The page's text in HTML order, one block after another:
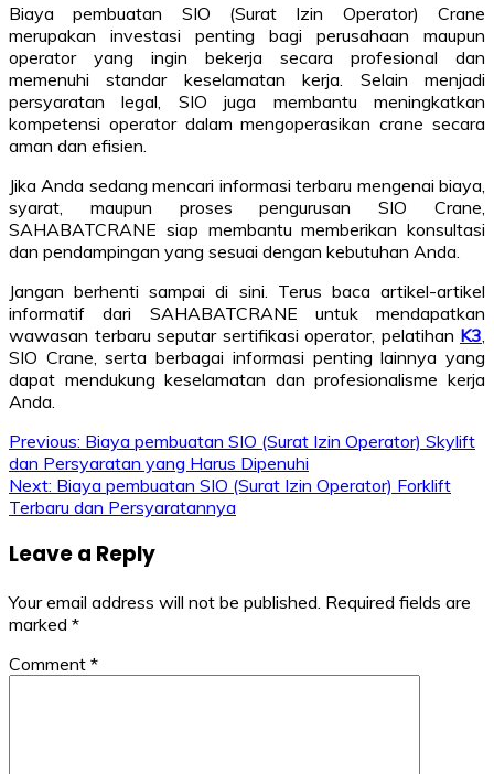
Biaya pembuatan SIO (Surat Izin Operator) Crane
merupakan investasi penting bagi perusahaan maupun
operator yang ingin bekerja secara profesional dan
memenuhi standar keselamatan kerja. Selain menjadi
persyaratan legal, SIO juga membantu meningkatkan
kompetensi operator dalam mengoperasikan crane secara
aman dan efisien.
Jika Anda sedang mencari informasi terbaru mengenai biaya,
syarat, maupun proses pengurusan SIO Crane,
SAHABATCRANE siap membantu memberikan konsultasi
dan pendampingan yang sesuai dengan kebutuhan Anda.
Jangan berhenti sampai di sini. Terus baca artikel-artikel
informatif dari SAHABATCRANE untuk mendapatkan
wawasan terbaru seputar sertifikasi operator, pelatihan K3
SIO Crane, serta berbagai informasi penting lainnya yang
dapat mendukung keselamatan dan profesionalisme kerja
Anda.
Post
navigation
Previous: Biaya pembuatan SIO (Surat Izin Operator) Skylift
dan Persyaratan yang Harus Dipenuhi
Next: Biaya pembuatan SIO (Surat Izin Operator) Forklift
Terbaru dan Persyaratannya
Leave a Reply
Your email address will not be published. Required fields are
marked *
Comment *